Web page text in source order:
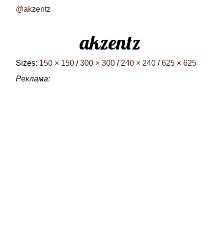
@akzentz
akzentz
Sizes: 150 × 150 / 300 × 300 / 240 × 240 / 625 × 625
Реклама: